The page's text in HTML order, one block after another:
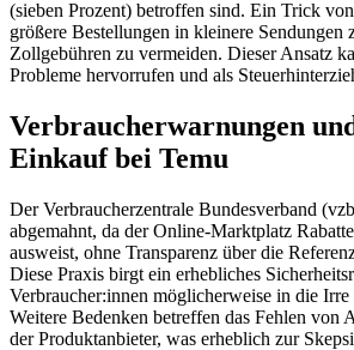
(sieben Prozent) betroffen sind. Ein Trick
größere Bestellungen in kleinere Sendungen
Zollgebühren zu vermeiden. Dieser Ansatz
Probleme hervorrufen und als
Verbraucherwarnungen
Einkauf bei Temu
Der Verbraucherzentrale Bundesverband
abgemahnt, da der Online-Marktplatz
ausweist, ohne Transparenz über die
Diese Praxis birgt ein erhebliches
Verbraucher:innen möglicherweise in die
Weitere Bedenken betreffen das Fehlen von
der Produktanbieter, was erheblich zur